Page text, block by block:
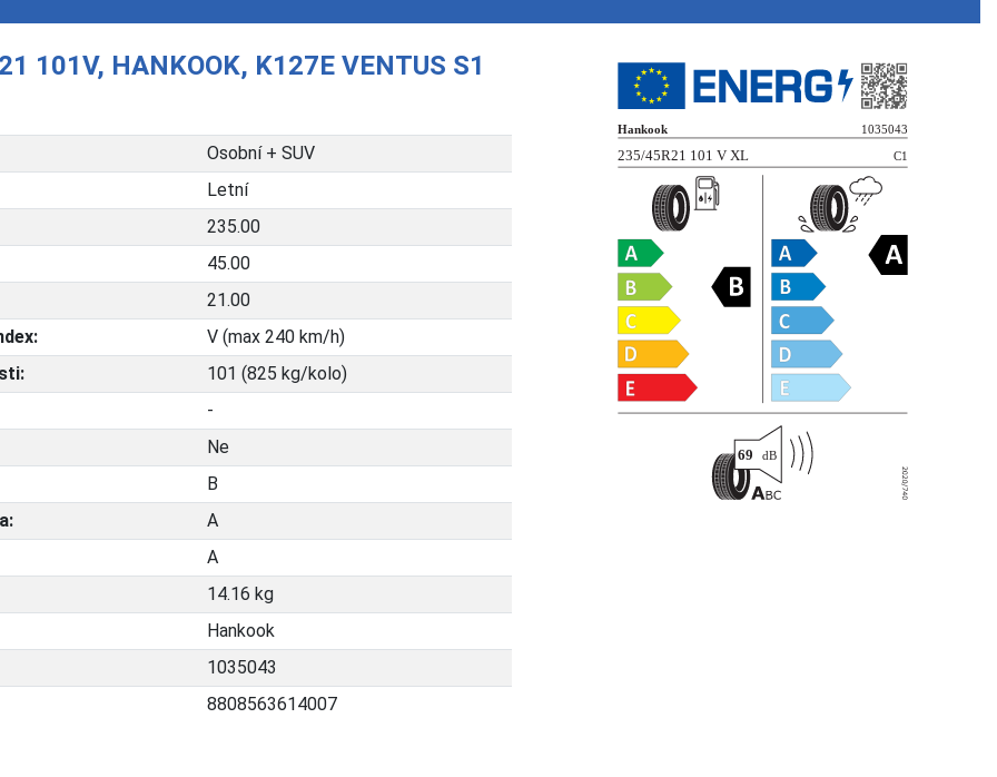
101V, HANKOOK, K127E VENTUS S1
Osobní + SUV
Letní
235.00
45.00
21.00
V (max 240 km/h)
101 (825 kg/kolo)
-
Ne
B
A
A
14.16 kg
Hankook
1035043
8808563614007